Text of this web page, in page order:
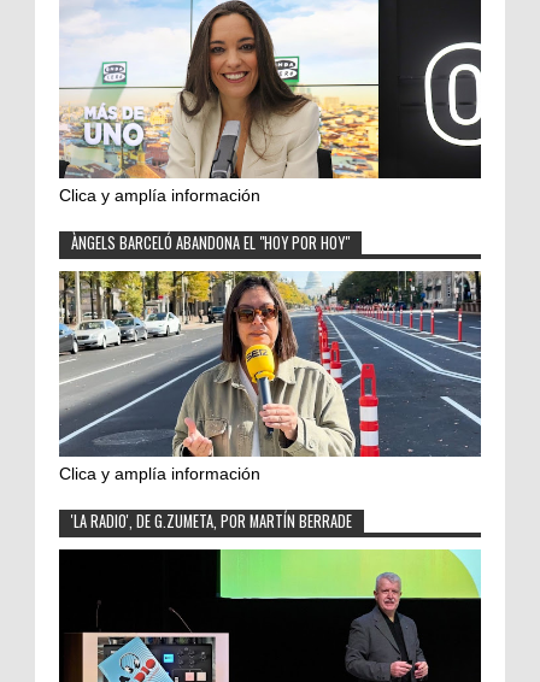
Clica y amplía información
ÀNGELS BARCELÓ ABANDONA EL "HOY POR HOY"
Clica y amplía información
'LA RADIO', DE G.ZUMETA, POR MARTÍN BERRADE